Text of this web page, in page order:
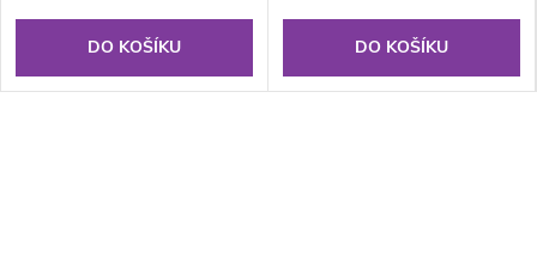
DO KOŠÍKU DO KOŠÍKU